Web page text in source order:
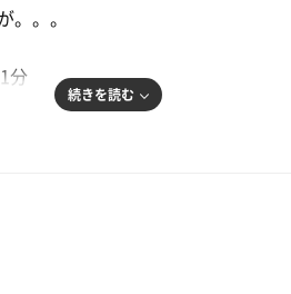
。。。
分
んでる方
😊
続きを読む